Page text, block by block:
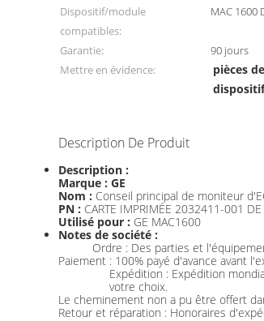
Dispositif/module
compatibles:
MAC 1600
Garantie: 90 jours
Mettre en évidence:
pièces
Description De Produit
Description :
Marque : GE
Nom : Conseil principal de moniteur
PN : CARTE IMPRIMÉE 2032411-001
Utilisé pour : GE MAC1600
Notes de société :
Ordre : Des parties et
Paiement : 100% payé d'avance avant
Expédition : Expédition
votre choix.
Le cheminement non a pu être offert
Retour et réparation : Honoraires